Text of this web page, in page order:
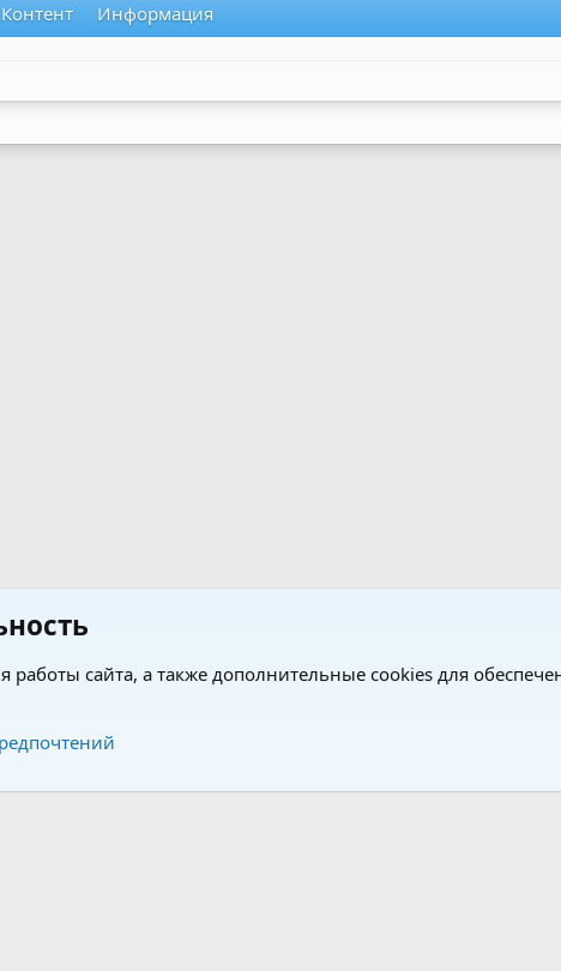
Контент Информация
работы сайта, а также дополнительные cookies для